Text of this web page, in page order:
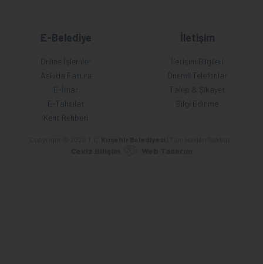
E-Belediye
Online İşlemler
Askıda Fatura
E-İmar
E-Tahsilat
Kent Rehberi
İletişim
İletişim Bilgileri
Önemli Telefonlar
Talep & Şikayet
Bilgi Edinme